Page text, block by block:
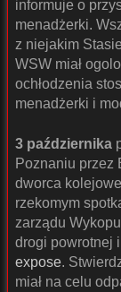
informuje o
menadżerki.
z niejakim
WSW miał
ochłodzenia
menadżerki i
3 października
Poznaniu przez
dworca
rzekomym
zarządu
drogi powrotnej i
expose.
miał na celu